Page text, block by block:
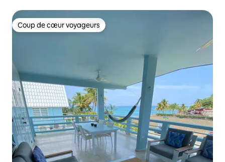
Coup de cœur voyageurs
Coup de cœur voyageurs